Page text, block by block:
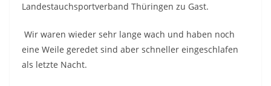
Landestauchsportverband Thüringen zu Gast.
Wir waren wieder sehr lange wach und haben noch
eine Weile geredet sind aber schneller eingeschlafen
als letzte Nacht.